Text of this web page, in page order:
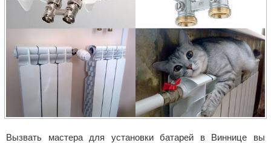
Вызвать мастера для установки батарей в Виннице вы